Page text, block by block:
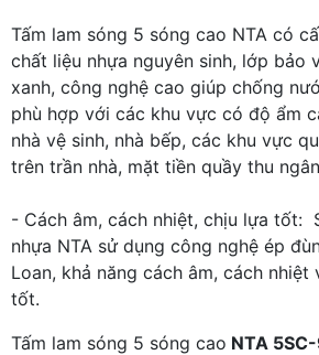
Tấm lam sóng 5 sóng cao NTA có
chất liệu nhựa nguyên sinh, lớp bảo
xanh, công nghệ cao giúp chống
phù hợp với các khu vực có độ ẩm
nhà vệ sinh, nhà bếp, các khu vực
trên trần nhà, mặt tiền quầy thu
- Cách âm, cách nhiệt, chịu lựa tốt:
nhựa NTA sử dụng công nghệ ép
Loan, khả năng cách âm, cách nhiệt
tốt.
Tấm lam sóng 5 sóng cao NTA